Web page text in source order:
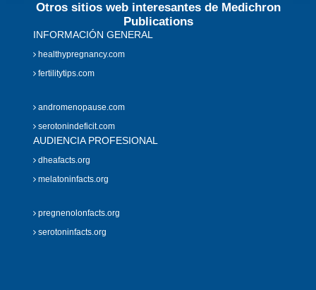
Otros sitios web interesantes de Medichron
Publications
INFORMACIÓN GENERAL
healthypregnancy.com
fertilitytips.com
andromenopause.com
serotonindeficit.com
AUDIENCIA PROFESIONAL
dheafacts.org
melatoninfacts.org
pregnenolonfacts.org
serotoninfacts.org